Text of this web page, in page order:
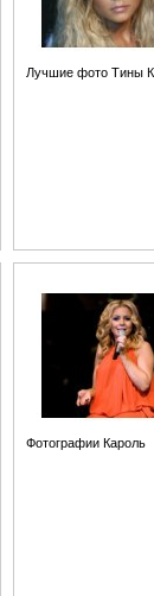
Лучшие фото Тины
Фотографии Кароль